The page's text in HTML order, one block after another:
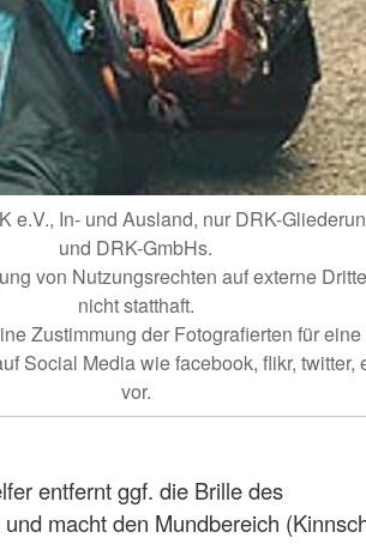
e.V., In- und Ausland, nur DRK-
und DRK-GmbHs.
von Nutzungsrechten auf externe
nicht statthaft.
Zustimmung der Fotografierten für eine
Social Media wie facebook, flikr, twitter,
vor.
entfernt ggf. die Brille des
macht den Mundbereich